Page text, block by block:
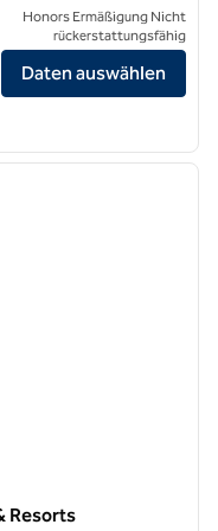
anzeigen
Honors Ermäßigung Nicht
rückerstattungsfähig
Daten auswählen
Resorts